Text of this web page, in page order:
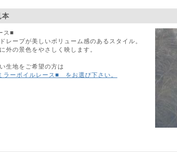
本
ス■
レープが美しいボリューム感のあるスタイル。
外の景色をやさしく映します。
生地をご希望の方は
ラーボイルレース■ をお選び下さい。